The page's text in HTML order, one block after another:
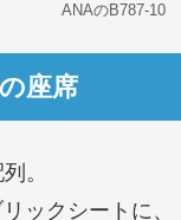
ANAのB787-10
座席
。
ックシートに、